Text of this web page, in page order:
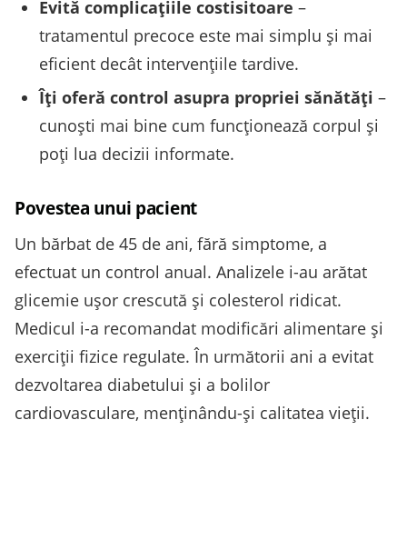
Evită complicațiile costisitoare –
tratamentul precoce este mai simplu și mai
eficient decât intervențiile tardive.
Îți oferă control asupra propriei sănătăţi –
cunoști mai bine cum funcționează corpul și
poți lua decizii informate.
Povestea unui pacient
Un bărbat de 45 de ani, fără simptome, a
efectuat un control anual. Analizele i-au arătat
glicemie ușor crescută și colesterol ridicat.
Medicul i-a recomandat modificări alimentare și
exerciții fizice regulate. În următorii ani a evitat
dezvoltarea diabetului și a bolilor
cardiovasculare, menținându-și calitatea vieții.